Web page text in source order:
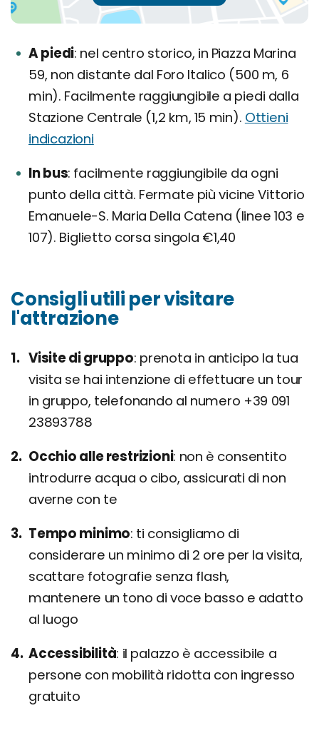
A piedi nel centro storico, in Piazza Marina
59, non distante dal Foro Italico (500 m, 6
min). Facilmente raggiungibile a piedi dalla
Stazione Centrale (1,2 km, 15 min). Ottieni
indicazioni
In bus facilmente raggiungibile da ogni
punto della città. Fermate più vicine Vittorio
Emanuele-S. Maria Della Catena (linee 103 e
107). Biglietto corsa singola €1,40
Consigli utili per visitare
l'attrazione
Visite di gruppo prenota in anticipo la tua
visita se hai intenzione di effettuare un tour
in gruppo, telefonando al numero +39 091
23893788
Occhio alle restrizioni non è consentito
introdurre acqua o cibo, assicurati di non
averne con te
Tempo minimo ti consigliamo di
considerare un minimo di 2 ore per la visita,
scattare fotografie senza flash,
mantenere un tono di voce basso e adatto
al luogo
Accessibilità il palazzo è accessibile a
persone con mobilità ridotta con ingresso
gratuito